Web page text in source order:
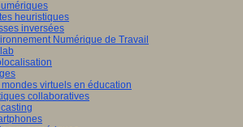
heuristiques
inversées
Numérique de Travail
mondes virtuels en éducation
collaboratives